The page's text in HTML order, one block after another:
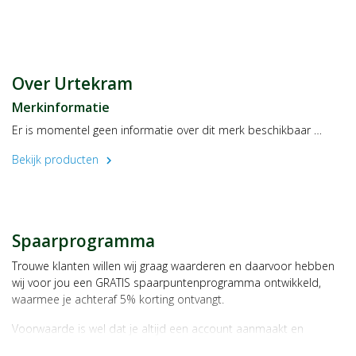
Even laten inwerken en daarna goed uitspoelen.
Over Urtekram
Merkinformatie
Er is momentel geen informatie over dit merk beschikbaar …
Bekijk producten
chevron_right
Spaarprogramma
Trouwe klanten willen wij graag waarderen en daarvoor hebben
wij voor jou een GRATIS spaarpuntenprogramma ontwikkeld,
waarmee je achteraf 5% korting ontvangt.
Voorwaarde is wel dat je altijd een account aanmaakt en